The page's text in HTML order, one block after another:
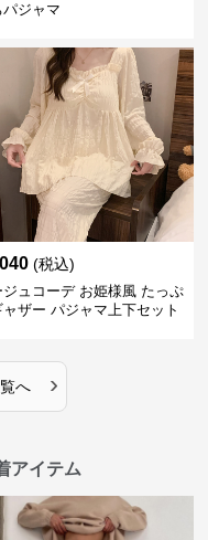
パジャマ
(税込)
ジュコーデ お姫様風 たっぷ
ャザー パジャマ上下セット
へ ›
アイテム